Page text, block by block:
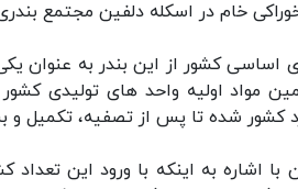
اساسی کشور از این بندر به عنوان
کشور شده تا پس از تصفیه، تکمیل و
با اشاره به اینکه با ورود این